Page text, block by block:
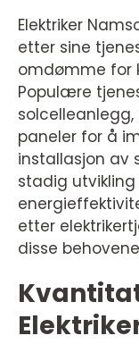
Elektriker
etter sine
omdømme for
Populære
paneler for å
installasjon av
stadig
etter
disse